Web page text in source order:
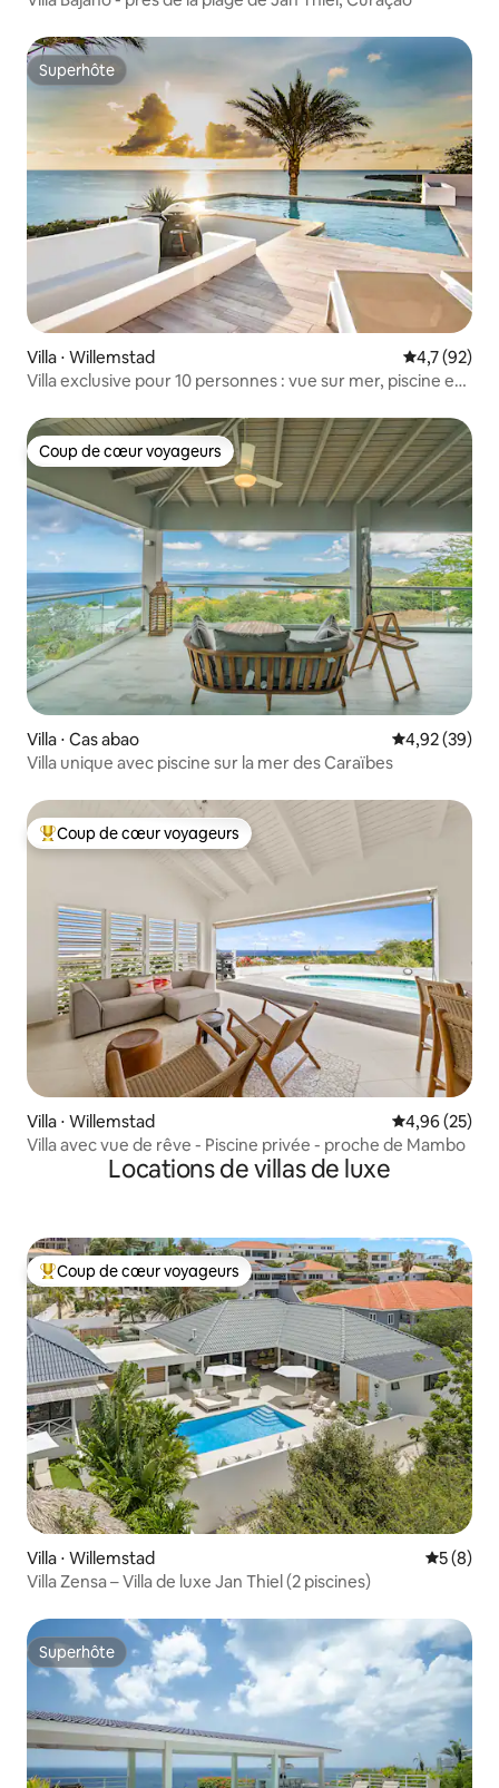
Superhôte
Superhôte
Villa ⋅ Willemstad Évaluation
4,7 (92)
Villa exclusive pour 10 personnes : vue sur mer, piscine et
Coup de cœur voyageurs
Coup de cœur voyageurs
Villa ⋅ Cas abao Évaluation
4,92 (39)
Villa unique avec piscine sur la mer des Caraïbes
Coups de cœur voyageurs les plus appréciés
Coup de cœur voyageurs
Villa ⋅ Willemstad Évaluation
4,96 (25)
Villa avec vue de rêve - Piscine privée - proche de Mambo
Locations de villas de luxe
Coups de cœur voyageurs les plus appréciés
Coup de cœur voyageurs
Villa ⋅ Willemstad
5 (8)
Villa Zensa – Villa de luxe Jan Thiel (2 piscines)
Superhôte
Superhôte